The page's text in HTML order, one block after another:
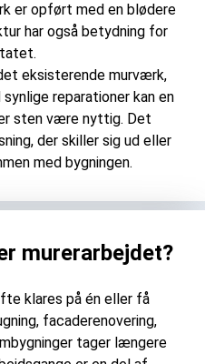
er opført med en blødere
har også betydning for
eksisterende murværk,
reparationer kan en
sten være nyttig. Det
der skiller sig ud eller
med bygningen.
murerarbejdet?
klares på én eller få
facaderenovering,
tager længere